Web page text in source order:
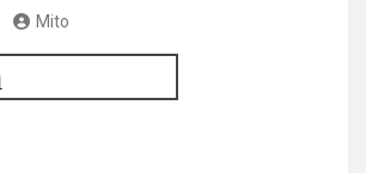
Mito